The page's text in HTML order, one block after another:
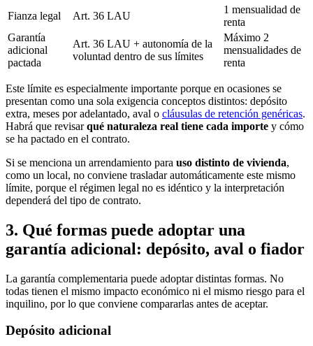
Fianza legal Art. 36 LAU
1 mensualidad de
renta
Garantía
adicional
pactada
Art. 36 LAU + autonomía de la
voluntad dentro de sus límites
Máximo 2
mensualidades de
renta
Este límite es especialmente importante porque en ocasiones se
presentan como una sola exigencia conceptos distintos: depósito
extra, meses por adelantado, aval o cláusulas de retención genéricas.
Habrá que revisarqué naturaleza real tiene cada importe y cómo
se ha pactado en el contrato.
Si se menciona un arrendamiento para uso distinto de vivienda,
como un local, no conviene trasladar automáticamente este mismo
límite, porque el régimen legal no es idéntico y la interpretación
dependerá del tipo de contrato.
3. Qué formas puede adoptar una
garantía adicional: depósito, aval o fiador
La garantía complementaria puede adoptar distintas formas. No
todas tienen el mismo impacto económico ni el mismo riesgo para el
inquilino, por lo que conviene compararlas antes de aceptar.
Depósito adicional